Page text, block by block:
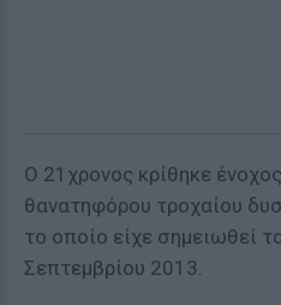
Ο 21χρονος κρίθηκε
θανατηφόρου τροχαίου
το οποίο είχε σημειωθεί
Σεπτεμβρίου 2013.